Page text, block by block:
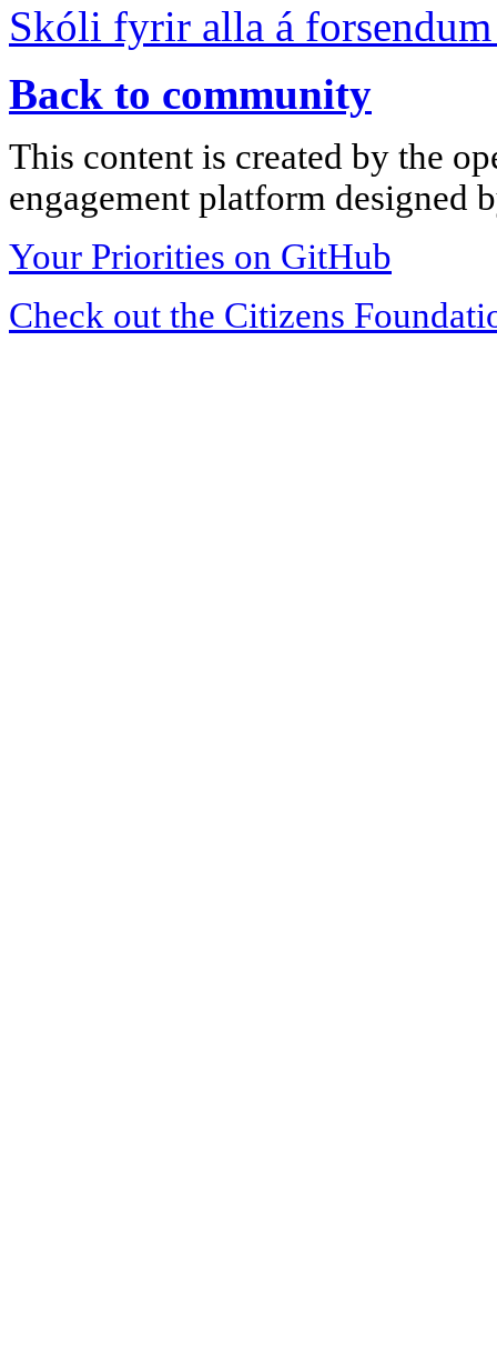
Skóli fyrir alla á
Back to community
This content is created by the
engagement platform designed
Your Priorities on GitHub
Check out the Citizens